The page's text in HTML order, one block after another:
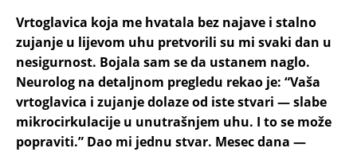
Vrtoglavica koja me hvatala bez najave i stalno
zujanje u lijevom uhu pretvorili su mi svaki dan u
nesigurnost. Bojala sam se da ustanem naglo.
Neurolog na detaljnom pregledu rekao je: “Vaša
vrtoglavica i zujanje dolaze od iste stvari — slabe
mikrocirkulacije u unutrašnjem uhu. I to se može
popraviti.” Dao mi jednu stvar. Mesec dana —